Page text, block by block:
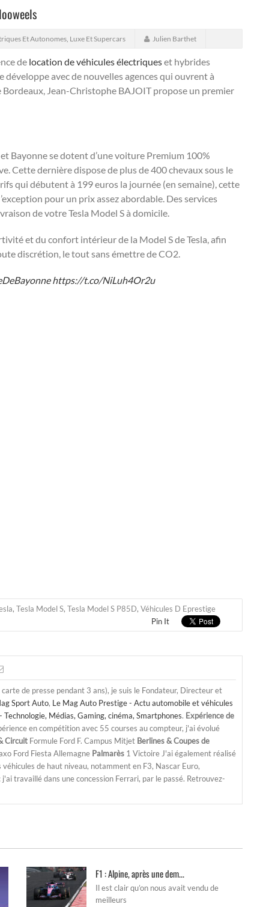
Et Autonomes, Luxe Et Supercars Julien Barthet
de location de véhicules électriqueset hybrides
avec de nouvelles agences qui ouvrent à
Bordeaux, Jean-Christophe BAJOIT propose un premier
Bayonne se dotent d’une voiture Premium 100%
Cette dernière dispose de plus de 400 chevaux sous le
qui débutent à 199 euros la journée (en semaine), cette
pour un prix assez abordable. Des services
de votreTesla Model S à domicile.
et du confort intérieur de la Model S de Tesla, afin
discrétion, le tout sans émettre de CO2.
https://t.co/NiLuh4Or2u
, Tesla Model S, Tesla Model S P85D, Véhicules D Eprestige
Pin It
de presse pendant 3 ans), je suis le Fondateur, Directeur et
Sport Auto, Le Mag Auto Prestige - Actu automobile et véhicules
Technologie, Médias, Gaming, cinéma, Smartphones. Expérience de
en compétition avec 55 courses au compteur, j'ai évolué
Circuit Formule Ford F. Campus Mitjet Berlines & Coupes de
Ford Fiesta Allemagne Palmarès 1 Victoire J'ai également réalisé
de haut niveau, notamment en F3, Nascar Euro,
travaillé dans une concession Ferrari, par le passé. Retrouvez-
F1 : Alpine, après une dem...
Il est clair qu’on nous avait vendu de
meilleurs